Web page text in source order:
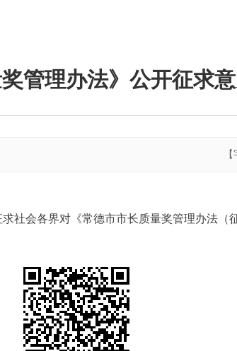
管理办法》公开征求
社会各界对《常德市市长质量奖管理办法（